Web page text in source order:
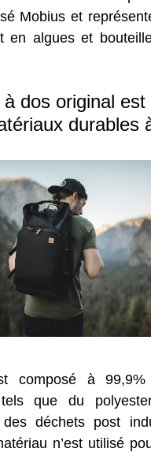
Mobius et
en algues et
dos original
durables
composé à
que du
déchets post
n’est utilisé